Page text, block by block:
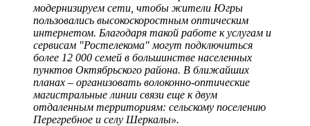
модернизируем сети, чтобы жители Югры
пользовались высокоскоростным оптическим
интернетом. Благодаря такой работе к услугам и
сервисам "Ростелекома" могут подключиться
более 12 000 семей в большинстве населенных
пунктов Октябрьского района. В ближайших
планах – организовать волоконно-оптические
магистральные линии связи еще к двум
отдаленным территориям: сельскому поселению
Перегребное и селу Шеркалы».